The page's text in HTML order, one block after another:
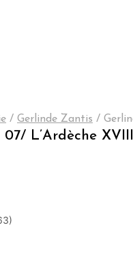
/ Gerlinde Zantis /
L’Ardèche XVIII